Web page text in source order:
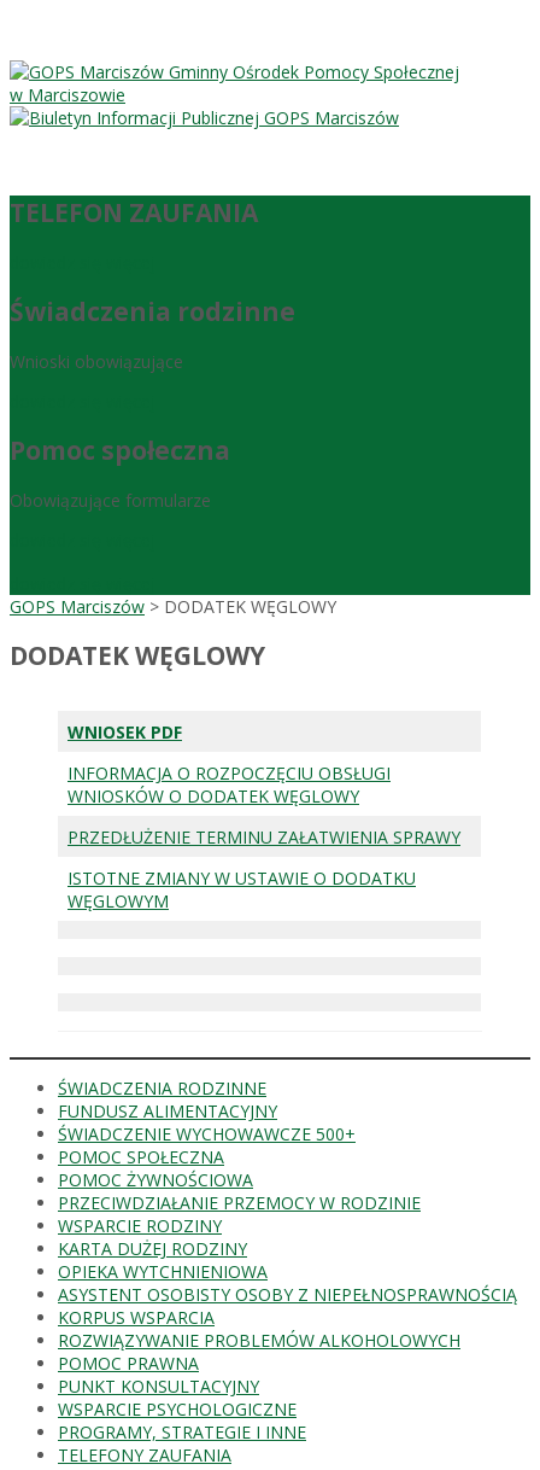
Gminny Ośrodek Pomocy Społecznej
w Marciszowie
TELEFON ZAUFANIA
Świadczenia rodzinne
Wnioski obowiązujące
Pomoc społeczna
Obowiązujące formularze
GOPS Marciszów > DODATEK WĘGLOWY
DODATEK WĘGLOWY
WNIOSEK PDF
INFORMACJA O ROZPOCZĘCIU OBSŁUGI
WNIOSKÓW O DODATEK WĘGLOWY
PRZEDŁUŻENIE TERMINU ZAŁATWIENIA SPRAWY
ISTOTNE ZMIANY W USTAWIE O DODATKU
WĘGLOWYM
ŚWIADCZENIA RODZINNE
FUNDUSZ ALIMENTACYJNY
ŚWIADCZENIE WYCHOWAWCZE 500+
POMOC SPOŁECZNA
POMOC ŻYWNOŚCIOWA
PRZECIWDZIAŁANIE PRZEMOCY W RODZINIE
WSPARCIE RODZINY
KARTA DUŻEJ RODZINY
OPIEKA WYTCHNIENIOWA
ASYSTENT OSOBISTY OSOBY Z NIEPEŁNOSPRAWNOŚCIĄ
KORPUS WSPARCIA
ROZWIĄZYWANIE PROBLEMÓW ALKOHOLOWYCH
POMOC PRAWNA
PUNKT KONSULTACYJNY
WSPARCIE PSYCHOLOGICZNE
PROGRAMY, STRATEGIE I INNE
TELEFONY ZAUFANIA